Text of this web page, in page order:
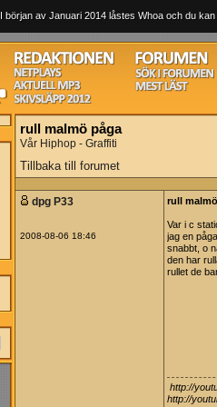
I början av Januari 2014 låstes Whoa och du
rull malmö påga
Vår Hiphop - Graffiti
Tillbaka till forumet
dpg P33
2008-08-06 18:46
rull
Var i c
jag en
snabbt, o
den har
rullet de
http://
http://